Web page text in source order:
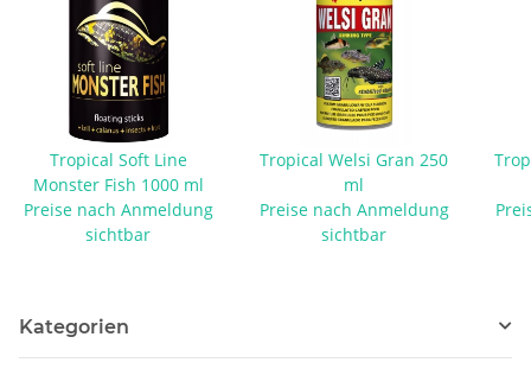
Tropical Soft Line
Monster Fish 1000 ml
Preise nach Anmeldung
sichtbar
Tropical Welsi Gran 250
ml
Preise nach Anmeldung
sichtbar
Kategorien